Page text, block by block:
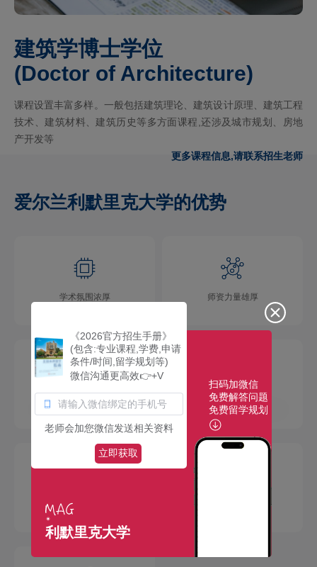
建筑学博士学位
(Doctor of Architecture)
课程设置丰富多样。一般包括建筑理论、建筑设计原理、建筑工程
技术、建筑材料、建筑历史等多方面课程,还涉及城市规划、房地
产开发等
更多课程信息,请联系招生老师
爱尔兰利默里克大学的优势
学术氛围浓厚 师资力量雄厚
校园环境优美 社团活动多彩
国际交流广泛
《2026官方招生手册》
(包含:专业课程,学费,申请
条件/时间,留学规划等)
微信沟通更高效👉+V
老师会加您微信发送相关资料
立即获取
利默里克大学
扫码加微信
免费解答问题
免费留学规划